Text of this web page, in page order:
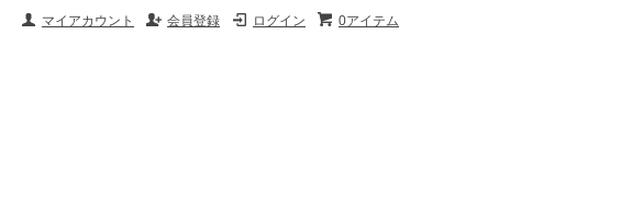
0アイテム
ログイン
会員登録
マイアカウント